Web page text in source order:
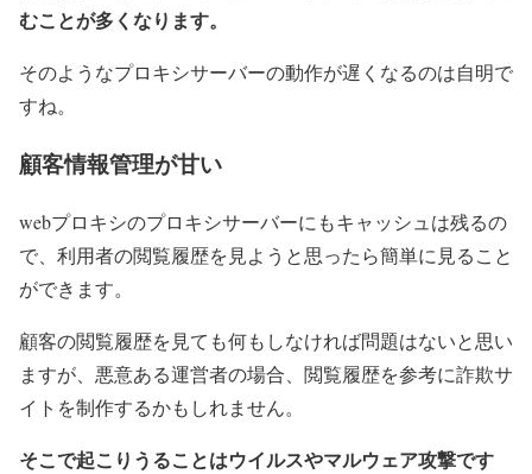
むことが多くなります。
そのようなプロキシサーバーの動作が遅くなるのは自明で
すね。
顧客情報管理が甘い
webプロキシのプロキシサーバーにもキャッシュは残るの
で、利用者の閲覧履歴を見ようと思ったら簡単に見ること
ができます。
顧客の閲覧履歴を見ても何もしなければ問題はないと思い
ますが、悪意ある運営者の場合、閲覧履歴を参考に詐欺サ
イトを制作するかもしれません。
そこで起こりうることはウイルスやマルウェア攻撃です